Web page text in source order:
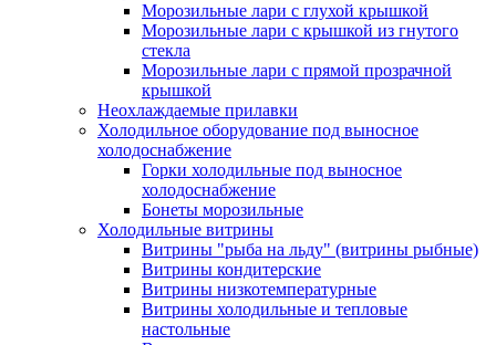
Морозильные лари с глухой крышкой
Морозильные лари с крышкой из гнутого
стекла
Морозильные лари с прямой прозрачной
крышкой
Неохлаждаемые прилавки
Холодильное оборудование под выносное
холодоснабжение
Горки холодильные под выносное
холодоснабжение
Бонеты морозильные
Холодильные витрины
Витрины "рыба на льду" (витрины рыбные)
Витрины кондитерские
Витрины низкотемпературные
Витрины холодильные и тепловые
настольные